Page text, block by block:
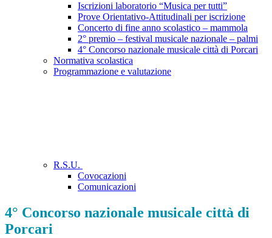
Iscrizioni laboratorio “Musica per tutti”
Prove Orientativo-Attitudinali per iscrizione
Concerto di fine anno scolastico – mammola
2° premio – festival musicale nazionale – palmi
4° Concorso nazionale musicale città di Porcari
Normativa scolastica
Programmazione e valutazione
R.S.U.
Covocazioni
Comunicazioni
4° Concorso nazionale musicale città di
Porcari